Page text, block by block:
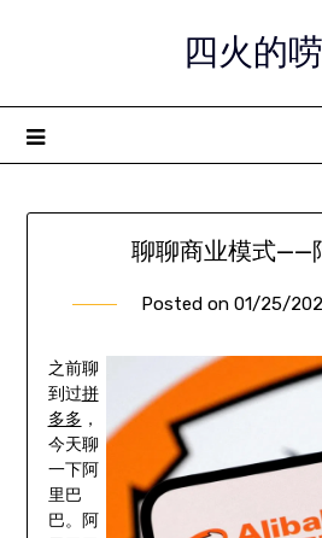
四火的
聊聊商业模式——
Posted on 01/25/
之前聊
到过拼
多多 ，
今天聊
一下阿
里巴
巴。阿